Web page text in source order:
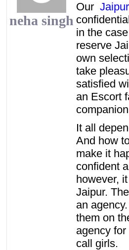
neha singh
Our
in the
reserve
own
take
satisfied
an Escort
It all
And how
make it
confident
however,
Jaipur.
an
them on
agency
call girls.